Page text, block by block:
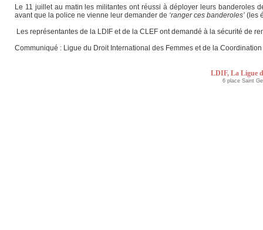
Le 11 juillet au matin les militantes ont réussi à déployer leurs banderoles
avant que la police ne vienne leur demander de ‘ranger ces banderoles’ (les
Les représentantes de la LDIF et de la CLEF ont demandé à la sécurité de
Communiqué : Ligue du Droit International des Femmes et de la
LDIF, La Ligue
6 place Saint